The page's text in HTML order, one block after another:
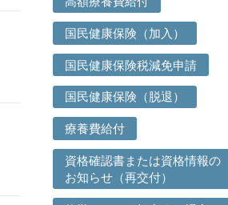
国民健康保険（加入）
国民健康保険税減免申請
国民健康保険（脱退）
療養費給付
資格確認書または資格情報の
お知らせ（再交付）